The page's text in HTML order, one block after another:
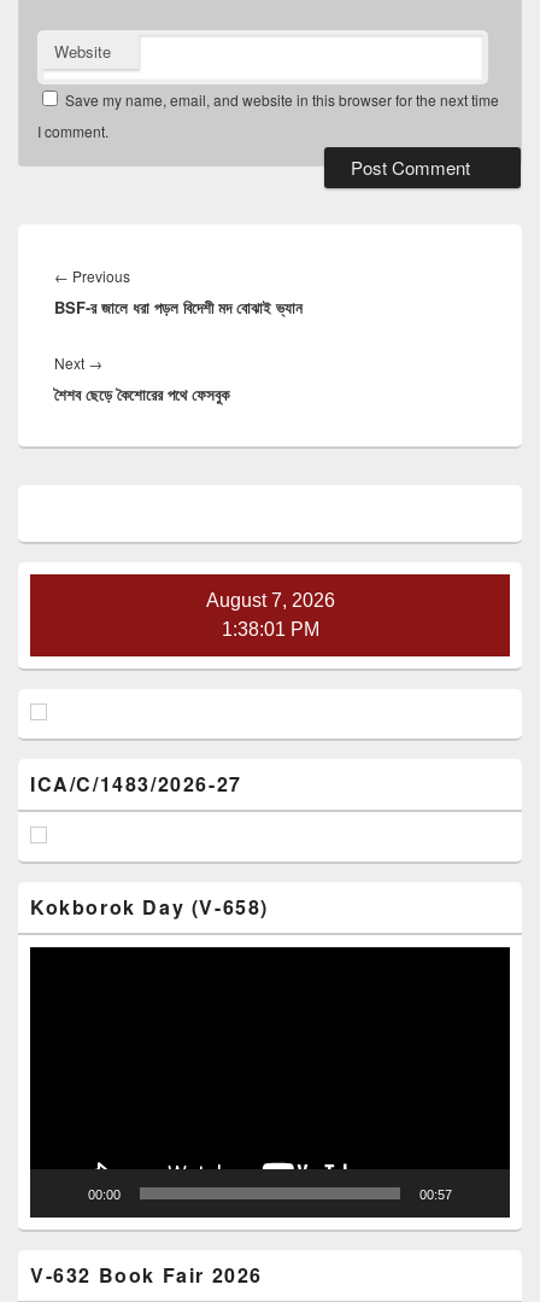
Website
Save my name, email, and website in this browser for the next time
I comment.
navigation
← PreviousPrevious
post:
BSF-র জালে ধরা পড়ল বিদেশী মদ বোঝাই ভ্যান
Next →
post:
শৈশব ছেড়ে কৈশোরের পথে ফেসবুক
Widget
August 7, 2026
1:38:02 PM
ICA/C/1483/2026-27
Kokborok Day (V-658)
00:00 00:57
V-632 Book Fair 2026